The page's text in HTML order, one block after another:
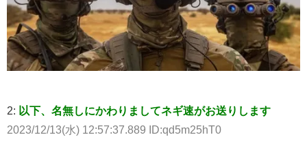
2: 以下、名無しにかわりましてネギ速がお送りします
2023/12/13(水) 12:57:37.889 ID:qd5m25hT0